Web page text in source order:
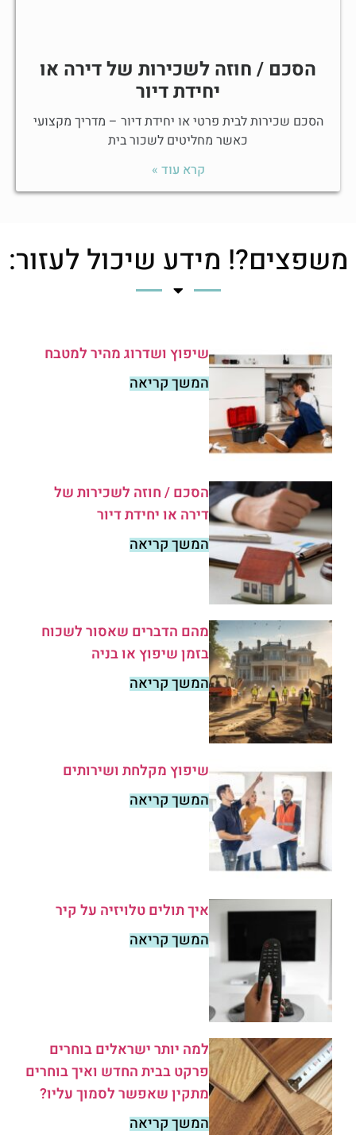
הסכם / חוזה לשכירות של דירה או
יחידת דיור
הסכם שכירות לבית פרטי או יחידת דיור – מדריך מקצועי
כאשר מחליטים לשכור בית
קרא עוד »
משפצים?! מידע שיכול לעזור:
שיפוץ ושדרוג מהיר למטבח
המשך קריאה
הסכם / חוזה לשכירות של
דירה או יחידת דיור
המשך קריאה
מהם הדברים שאסור לשכוח
בזמן שיפוץ או בניה
המשך קריאה
שיפוץ מקלחת ושירותים
המשך קריאה
איך תולים טלויזיה על קיר
המשך קריאה
למה יותר ישראלים בוחרים
פרקט בבית החדש ואיך בוחרים
מתקין שאפשר לסמוך עליו?
המשך קריאה